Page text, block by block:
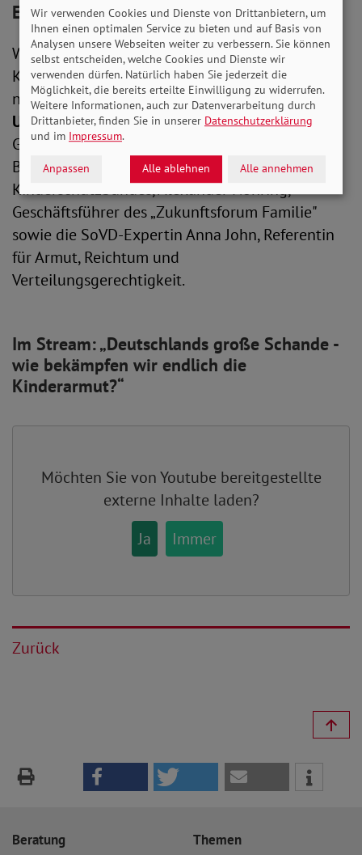
Expertise aus der Zivilgesellschaft
Welche politischen Maßnahmen nötig sind, um
Kinderarmut zu reduzieren, ist Thema der
nächsten Ausgabe von SoVD am29.11. um 13
Uhr,live auf dem Youtube-Kanal des SoVD. Zu
Gast in der Sendung sind Daniel Grein,
Bundesgeschäftsführer des Deutschen
Kinderschutzbundes, Alexander Nöhring,
Geschäftsführer des „Zukunftsforum Familie"
sowie die SoVD-Expertin Anna John, Referentin
für Armut, Reichtum und
Verteilungsgerechtigkeit.
Im Stream: „Deutschlands große Schande -
wie bekämpfen wir endlich die
Kinderarmut?“
Möchten Sie vonYoutube bereitgestellte
externe Inhalte laden?
Ja
Immer
Zurück
Beratung
Themen
Wir verwenden Cookies und Dienste von Drittanbietern, um
Ihnen einen optimalen Service zu bieten und auf Basis von
Analysen unsere Webseiten weiter zu verbessern. Sie können
selbst entscheiden, welche Cookies und Dienste wir
verwenden dürfen. Natürlich haben Sie jederzeit die
Möglichkeit, die bereits erteilte Einwilligung zu widerrufen.
Weitere Informationen, auch zur Datenverarbeitung durch
Drittanbieter, finden Sie in unserer Datenschutzerklärung
und im Impressum.
Anpassen Alle ablehnen Alle annehmen